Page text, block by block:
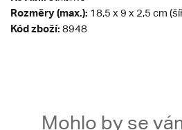
Rozměry (max.): 18,5 x 9 x 2,5 cm
Kód zboží: 8948
Mohlo by se